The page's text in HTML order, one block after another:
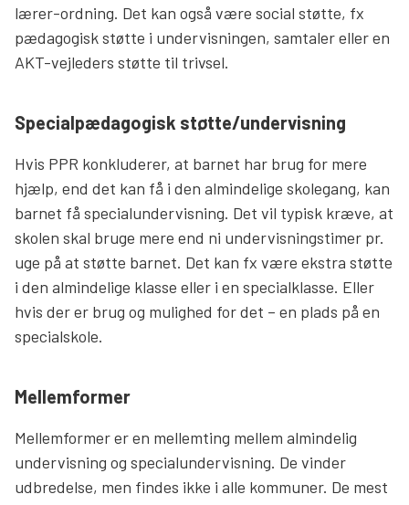
lærer-ordning. Det kan også være social støtte, fx
pædagogisk støtte i undervisningen, samtaler eller en
AKT-vejleders støtte til trivsel.
Specialpædagogisk støtte/undervisning
Hvis PPR konkluderer, at barnet har brug for mere
hjælp, end det kan få i den almindelige skolegang, kan
barnet få specialundervisning. Det vil typisk kræve, at
skolen skal bruge mere end ni undervisningstimer pr.
uge på at støtte barnet. Det kan fx være ekstra støtte
i den almindelige klasse eller i en specialklasse. Eller
hvis der er brug og mulighed for det – en plads på en
specialskole.
Mellemformer
Mellemformer er en mellemting mellem almindelig
undervisning og specialundervisning. De vinder
udbredelse, men findes ikke i alle kommuner. De mest